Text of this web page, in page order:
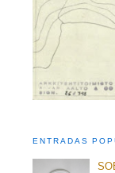
ENTRADAS